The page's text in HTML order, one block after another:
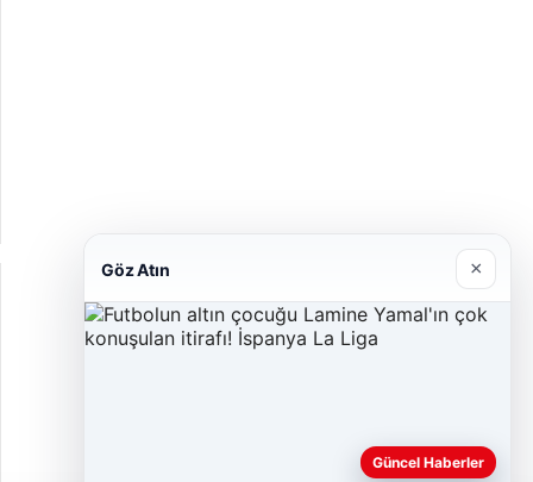
Göz Atın ×
Güncel Haberler